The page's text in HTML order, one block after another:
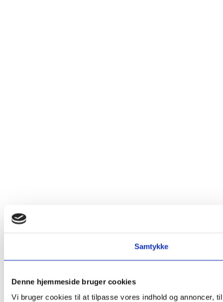
Samtykke
Denne hjemmeside bruger cookies
Vi bruger cookies til at tilpasse vores indhold og annoncer,